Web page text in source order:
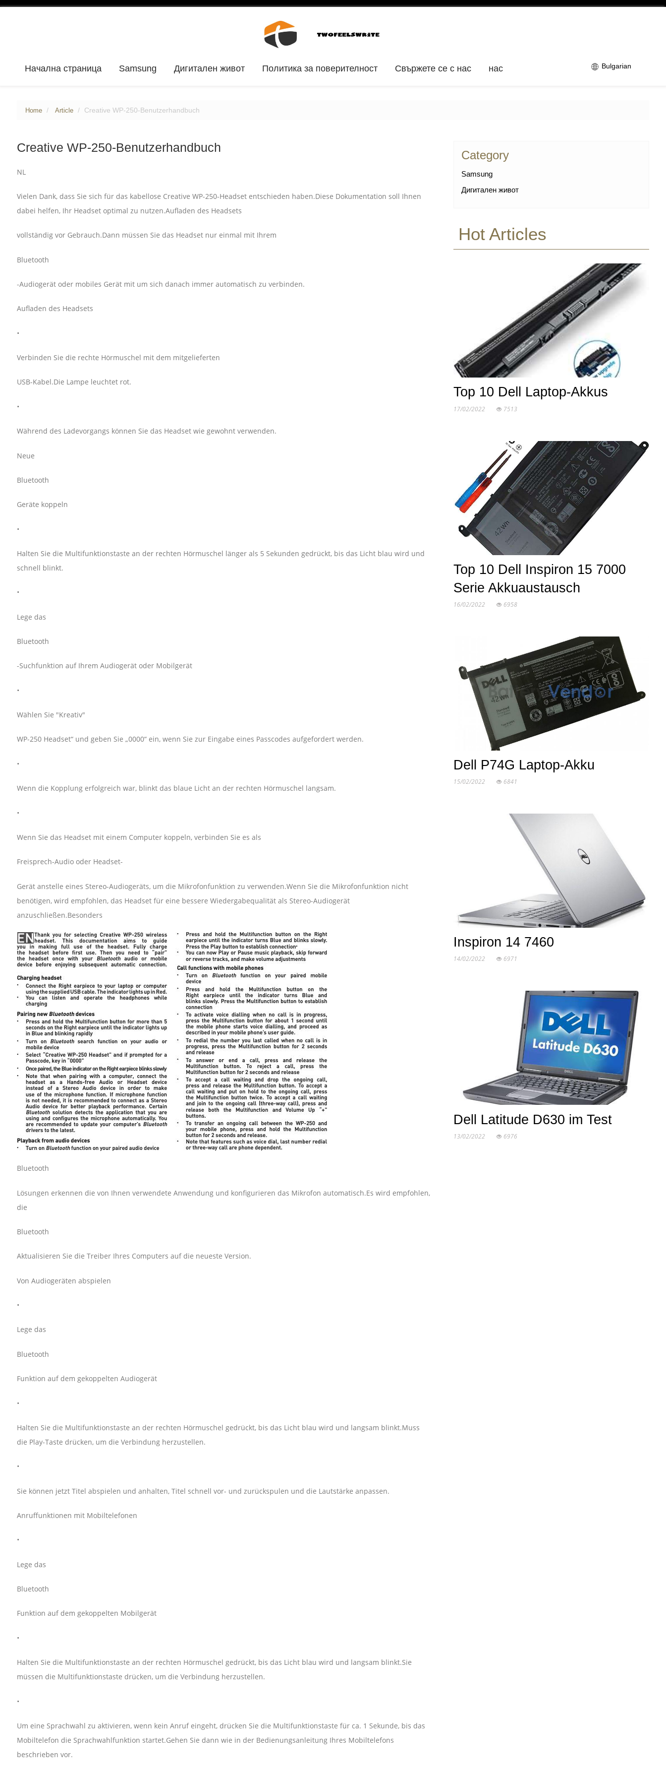
Начална страница Samsung Дигитален живот Политика за поверителност Свържете се с нас нас Bulgarian
Home Article Creative WP-250-Benutzerhandbuch
Creative WP-250-Benutzerhandbuch
NL
Vielen Dank, dass Sie sich für das kabellose Creative WP-250-Headset entschieden haben.Diese Dokumentation soll Ihnen
dabei helfen, Ihr Headset optimal zu nutzen.Aufladen des Headsets
vollständig vor Gebrauch.Dann müssen Sie das Headset nur einmal mit Ihrem
Bluetooth
-Audiogerät oder mobiles Gerät mit um sich danach immer automatisch zu verbinden.
Aufladen des Headsets
•
Verbinden Sie die rechte Hörmuschel mit dem mitgelieferten
USB-Kabel.Die Lampe leuchtet rot.
•
Während des Ladevorgangs können Sie das Headset wie gewohnt verwenden.
Neue
Bluetooth
Geräte koppeln
•
Halten Sie die Multifunktionstaste an der rechten Hörmuschel länger als 5 Sekunden gedrückt, bis das Licht blau wird und
schnell blinkt.
•
Lege das
Bluetooth
-Suchfunktion auf Ihrem Audiogerät oder Mobilgerät
•
Wählen Sie "Kreativ"
WP-250 Headset“ und geben Sie „0000“ ein, wenn Sie zur Eingabe eines Passcodes aufgefordert werden.
•
Wenn die Kopplung erfolgreich war, blinkt das blaue Licht an der rechten Hörmuschel langsam.
•
Wenn Sie das Headset mit einem Computer koppeln, verbinden Sie es als
Freisprech-Audio oder Headset-
Gerät anstelle eines Stereo-Audiogeräts, um die Mikrofonfunktion zu verwenden.Wenn Sie die Mikrofonfunktion nicht
benötigen, wird empfohlen, das Headset für eine bessere Wiedergabequalität als Stereo-Audiogerät
anzuschließen.Besonders
Bluetooth
Lösungen erkennen die von Ihnen verwendete Anwendung und konfigurieren das Mikrofon automatisch.Es wird empfohlen,
die
Bluetooth
Aktualisieren Sie die Treiber Ihres Computers auf die neueste Version.
Von Audiogeräten abspielen
•
Lege das
Bluetooth
Funktion auf dem gekoppelten Audiogerät
•
Halten Sie die Multifunktionstaste an der rechten Hörmuschel gedrückt, bis das Licht blau wird und langsam blinkt.Muss
die Play-Taste drücken, um die Verbindung herzustellen.
•
Sie können jetzt Titel abspielen und anhalten, Titel schnell vor- und zurückspulen und die Lautstärke anpassen.
Anruffunktionen mit Mobiltelefonen
•
Lege das
Bluetooth
Funktion auf dem gekoppelten Mobilgerät
•
Halten Sie die Multifunktionstaste an der rechten Hörmuschel gedrückt, bis das Licht blau wird und langsam blinkt.Sie
müssen die Multifunktionstaste drücken, um die Verbindung herzustellen.
•
Um eine Sprachwahl zu aktivieren, wenn kein Anruf eingeht, drücken Sie die Multifunktionstaste für ca. 1 Sekunde, bis das
Mobiltelefon die Sprachwahlfunktion startet.Gehen Sie dann wie in der Bedienungsanleitung Ihres Mobiltelefons
beschrieben vor.
Category
Samsung
Дигитален живот
Hot Articles
Top 10 Dell Laptop-Akkus
17/02/2022 7513
Top 10 Dell Inspiron 15 7000
Serie Akkuaustausch
16/02/2022 6958
Dell P74G Laptop-Akku
15/02/2022 6841
Inspiron 14 7460
14/02/2022 6971
Dell Latitude D630 im Test
13/02/2022 6976